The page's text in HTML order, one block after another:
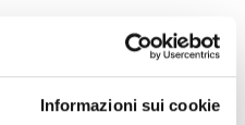
Informazioni sui cookie